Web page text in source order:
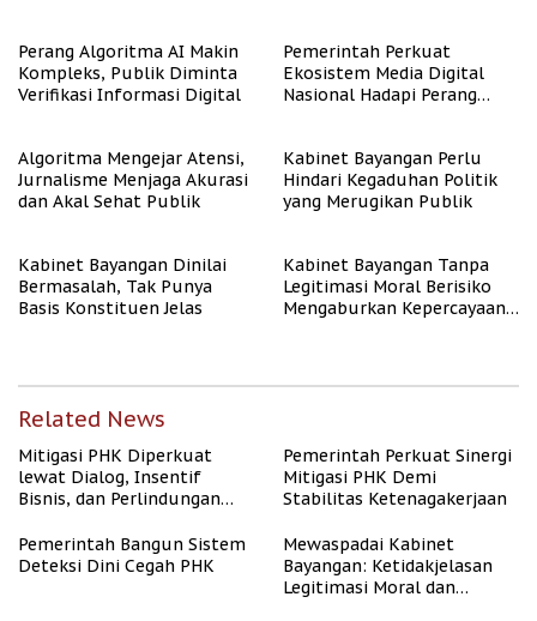
Perang Algoritma AI Makin
Kompleks, Publik Diminta
Verifikasi Informasi Digital
Pemerintah Perkuat
Ekosistem Media Digital
Nasional Hadapi Perang
Algoritma Mengejar Atensi,
Jurnalisme Menjaga Akurasi
dan Akal Sehat Publik
Kabinet Bayangan Perlu
Hindari Kegaduhan Politik
yang Merugikan Publik
Kabinet Bayangan Dinilai
Bermasalah, Tak Punya
Basis Konstituen Jelas
Kabinet Bayangan Tanpa
Legitimasi Moral Berisiko
Mengaburkan Kepercayaan
Related News
Mitigasi PHK Diperkuat
lewat Dialog, Insentif
Bisnis, dan Perlindungan
Pemerintah Perkuat Sinergi
Mitigasi PHK Demi
Stabilitas Ketenagakerjaan
Pemerintah Bangun Sistem
Deteksi Dini Cegah PHK
Mewaspadai Kabinet
Bayangan: Ketidakjelasan
Legitimasi Moral dan